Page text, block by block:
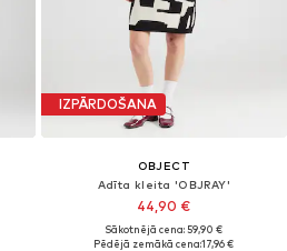
IZPĀRDOŠANA
OBJECT
Adīta kleita 'OBJRAY'
44,90 €
Sākotnējā cena: 59,90 €
Pēdējā zemākā cena:17,96 €